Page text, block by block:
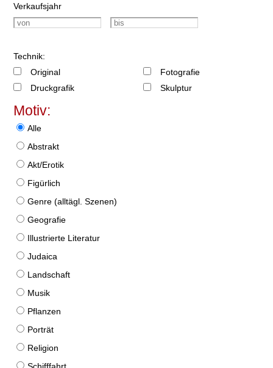
Verkaufsjahr
Technik:
Original
Druckgrafik
Fotografie
Skulptur
Motiv:
Alle
Abstrakt
Akt/Erotik
Figürlich
Genre (alltägl. Szenen)
Geografie
Illustrierte Literatur
Judaica
Landschaft
Musik
Pflanzen
Porträt
Religion